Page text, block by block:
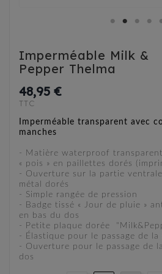
Imperméable Milk &
Pepper Thelma
48,95 €
TTC
Imperméable transparent avec
manches
- Matière waterproof
« pois » en paillettes dorés
- Ouverture sur la partie
métal dorés
- Simple rangée de pression
- Badge tissé « Jour de pluie »
en bas du dos
- Petite plaque dorée
- Élastique pour le passage de la
- Ouverture pour le passage de
dos